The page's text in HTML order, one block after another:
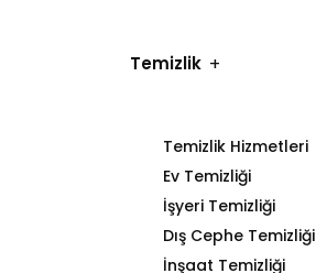
Temizlik
Temizlik Hizmetleri
Ev Temizliği
İşyeri Temizliği
Dış Cephe Temizliği
İnşaat Temizliği